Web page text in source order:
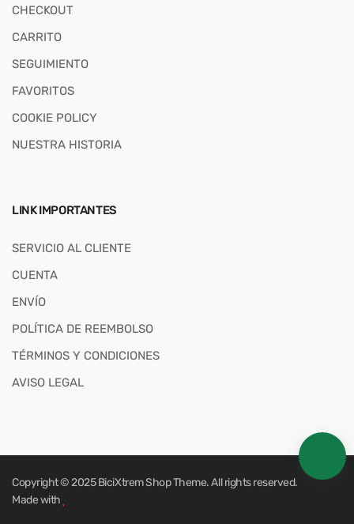
CHECKOUT
CARRITO
SEGUIMIENTO
FAVORITOS
COOKIE POLICY
NUESTRA HISTORIA
LINK IMPORTANTES
SERVICIO AL CLIENTE
CUENTA
ENVÍO
POLÍTICA DE REEMBOLSO
TÉRMINOS Y CONDICIONES
AVISO LEGAL
Copyright © 2025BiciXtrem ShopTheme. All rights reserved.
Made with